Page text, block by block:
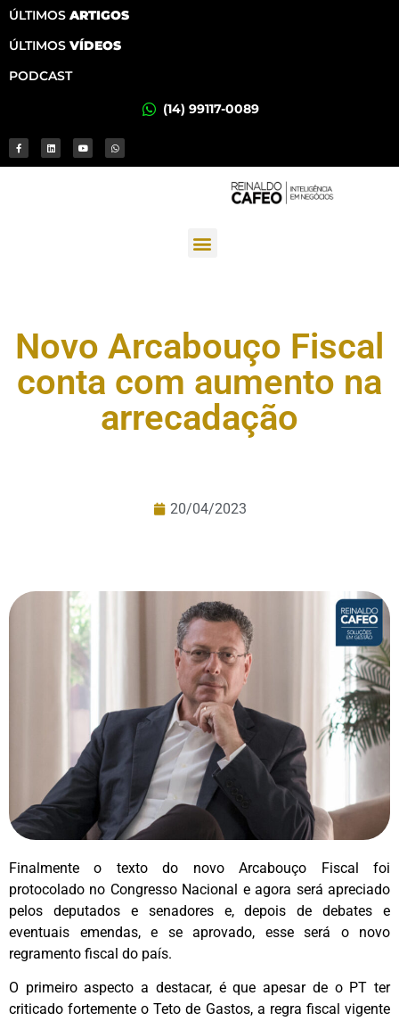
ÚLTIMOS ARTIGOS
ÚLTIMOS VÍDEOS
PODCAST
(14) 99117-0089
Novo Arcabouço Fiscal
conta com aumento na
arrecadação
20/04/2023
Finalmente o textodo novo Arcabouço Fiscal foi
protocolado no Congresso Nacional e agora será apreciado
pelos deputados e senadores e, depois de debates e
eventuais emendas, e se aprovado, esse será o novo
regramento fiscal do país.
O primeiro aspecto a destacar, é que apesar de o PT ter
criticado fortemente o Teto de Gastos, a regra fiscal vigente